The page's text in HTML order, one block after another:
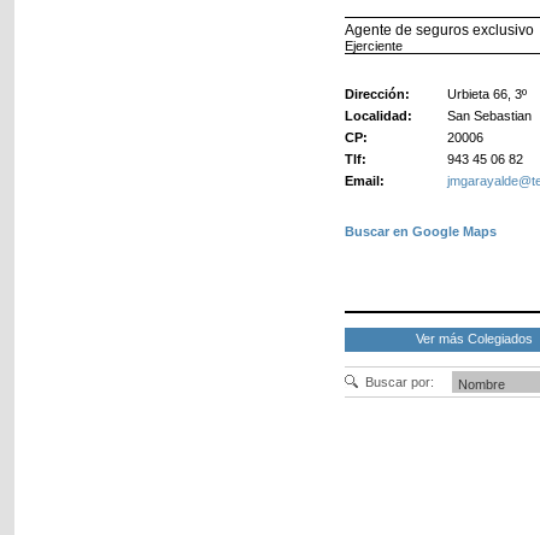
Agente de seguros exclusivo
Ejerciente
Dirección:
Urbieta 66, 3º
Localidad:
San Sebastian
CP:
20006
Tlf:
943 45 06 82
Email:
Buscar en Google Maps
Ver más Colegiados
Buscar por: